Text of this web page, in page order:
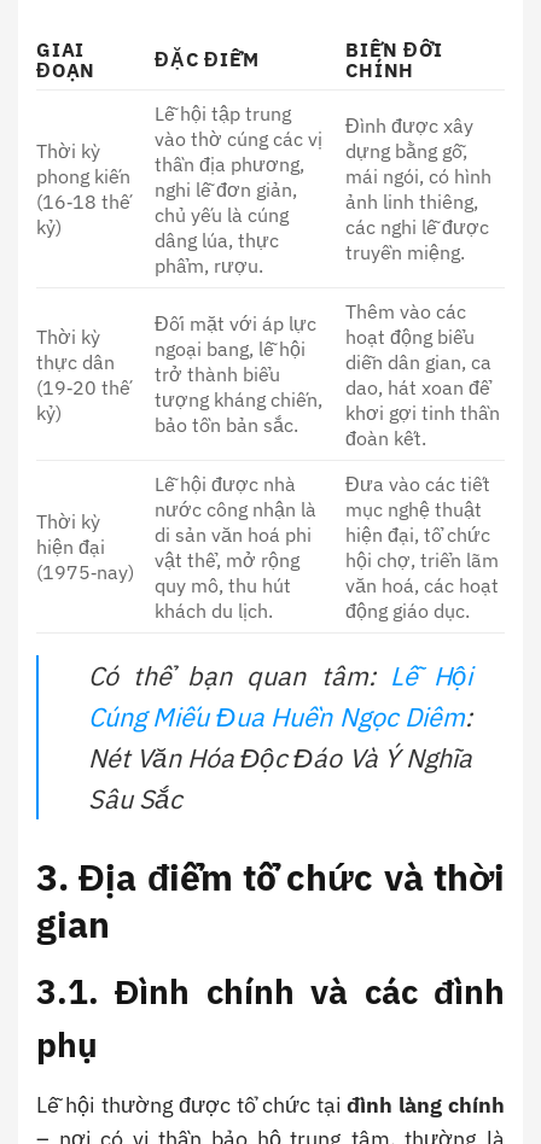
GIAI
ĐOẠN
ĐẶC ĐIỂM
BIẾN ĐỔI
CHÍNH
Thời kỳ
phong kiến
(16‑18 thế
kỷ)
Lễ hội tập trung
vào thờ cúng các vị
thần địa phương,
nghi lễ đơn giản,
chủ yếu là cúng
dâng lúa, thực
phẩm, rượu.
Đình được xây
dựng bằng gỗ,
mái ngói, có hình
ảnh linh thiêng,
các nghi lễ được
truyền miệng.
Thời kỳ
thực dân
(19‑20 thế
kỷ)
Đối mặt với áp lực
ngoại bang, lễ hội
trở thành biểu
tượng kháng chiến,
bảo tồn bản sắc.
Thêm vào các
hoạt động biểu
diễn dân gian, ca
dao, hát xoan để
khơi gợi tinh thần
đoàn kết.
Thời kỳ
hiện đại
(1975‑nay)
Lễ hội được nhà
nước công nhận là
di sản văn hoá phi
vật thể, mở rộng
quy mô, thu hút
khách du lịch.
Đưa vào các tiết
mục nghệ thuật
hiện đại, tổ chức
hội chợ, triển lãm
văn hoá, các hoạt
động giáo dục.
Có thể bạn quan tâm: Lễ Hội
Cúng Miếu Đua Huền Ngọc Diêm:
Nét Văn Hóa Độc Đáo Và Ý Nghĩa
Sâu Sắc
3. Địa điểm tổ chức và thời
gian
3.1. Đình chính và các đình
phụ
Lễ hội thường được tổ chức tạiđình làng chính